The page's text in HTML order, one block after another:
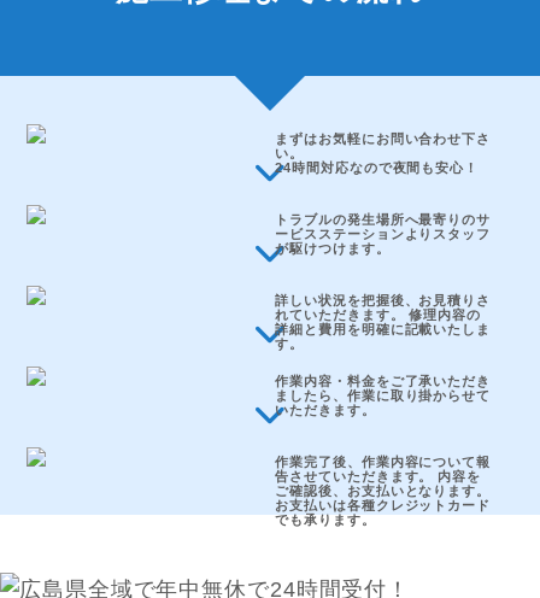
まずはお気軽にお問い合わせ下さ
い。
24時間対応なので夜間も安心！
トラブルの発生場所へ最寄りのサ
ービスステーションよりスタッフ
が駆けつけます。
詳しい状況を把握後、お見積りさ
れていただきます。 修理内容の
詳細と費用を明確に記載いたしま
す。
作業内容・料金をご了承いただき
ましたら、作業に取り掛からせて
いただきます。
作業完了後、作業内容について報
告させていただきます。 内容を
ご確認後、お支払いとなります。
お支払いは各種クレジットカード
でも承ります。